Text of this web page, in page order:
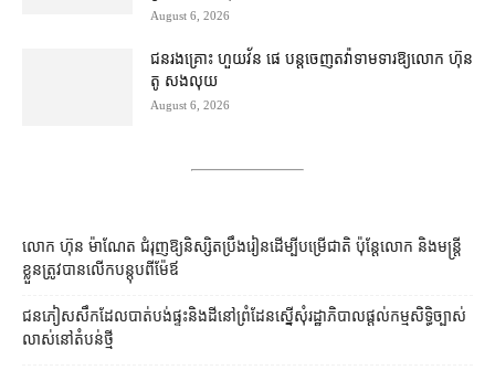
August 6, 2026
ជនរងគ្រោះ ហួយវ័ន ផេ បន្ត​ចេញ​តវ៉ា​ទាមទារ​ឱ្យ​លោក ហ៊ុន
តូ សង​លុយ
August 6, 2026
លោក ហ៊ុន ម៉ាណែត ជំរុញ​ឱ្យ​និស្សិត​ប្រឹងរៀន​ដើម្បី​បម្រើ​ជាតិ ប៉ុន្តែ​លោក និង​មន្ត្រី​​
ខ្លួន​ត្រូវ​បាន​លើក​បន្តុប​ពី​ម៉ែឪ
ជនភៀសសឹក​ដែល​បាត់បង់​ផ្ទះ​និង​ដី​នៅ​ព្រំដែន​ស្នើសុំ​រដ្ឋាភិបាល​ផ្តល់​កម្មសិទ្ធិ​ច្បាស់
លាស់​នៅ​តំបន់​ថ្មី